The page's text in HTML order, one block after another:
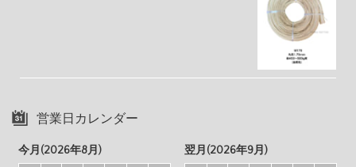
営業日カレンダー
今月(2026年8月)
翌月(2026年9月)